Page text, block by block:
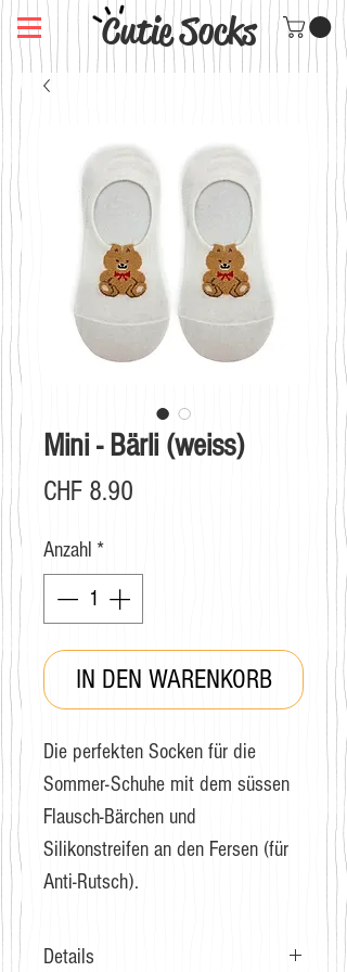
Cutie Socks
Mini - Bärli (weiss)
CHF 8.90
Anzahl *
IN DEN WARENKORB
Die perfekten Socken für die
Sommer-Schuhe mit dem süssen
Flausch-Bärchen und
Silikonstreifen an den Fersen (für
Anti-Rutsch).
Details